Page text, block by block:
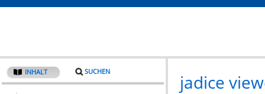
jadice
INHALT SUCHEN